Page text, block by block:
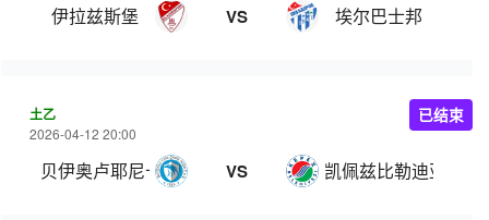
伊拉兹斯堡 VS 埃尔巴士邦
土乙
2026-04-12 20:00
贝伊奥卢耶尼卡西 VS 凯佩兹比勒迪亚士邦
已结束